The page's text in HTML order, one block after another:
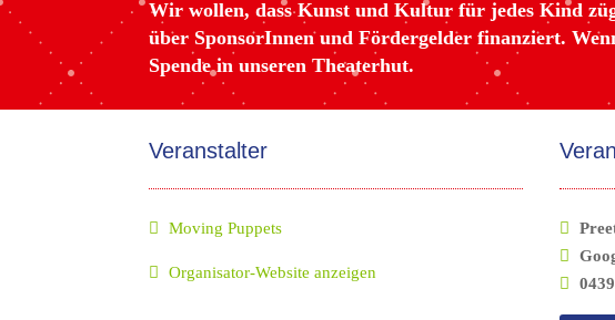
Wir wollen, dass Kunst und Kultur für jedes Kind
über SponsorInnen und Fördergelder finanziert.
Spende in unseren Theaterhut.
Veranstalter
Moving Puppets
Organisator-Website anzeigen